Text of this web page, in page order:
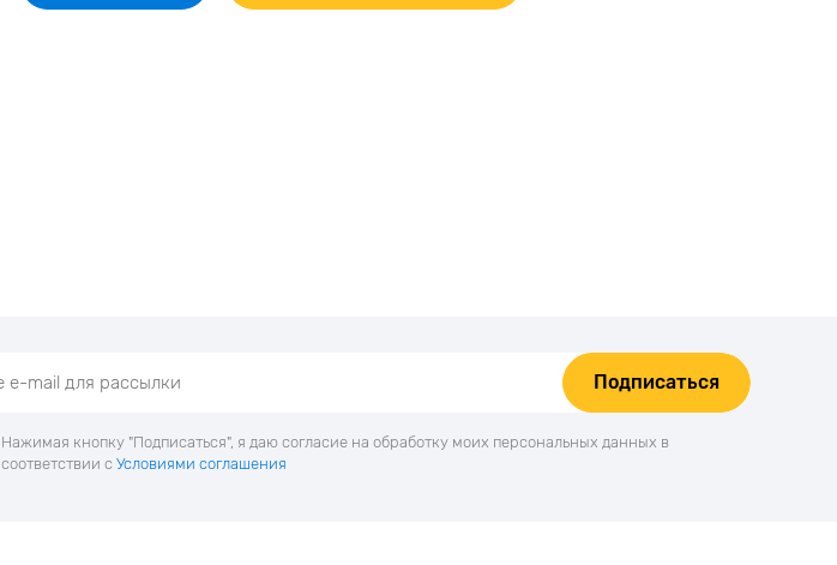
Подписаться
Нажимая кнопку "Подписаться", я даю согласие на обработку моих персональных данных в
соответствии с Условиями соглашения